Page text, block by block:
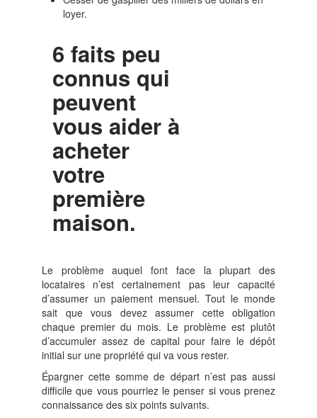
loyer.
6 faits peu
connus qui
peuvent
vous aider à
acheter
votre
première
maison.
Le problème auquel font face la plupart des
locataires n’est certainement pas leur capacité
d’assumer un paiement mensuel. Tout le monde
sait que vous devez assumer cette obligation
chaque premier du mois. Le problème est plutôt
d’accumuler assez de capital pour faire le dépôt
initial sur une propriété qui va vous rester.
Épargner cette somme de départ n’est pas aussi
difficile que vous pourriez le penser si vous prenez
connaissance des six points suivants.